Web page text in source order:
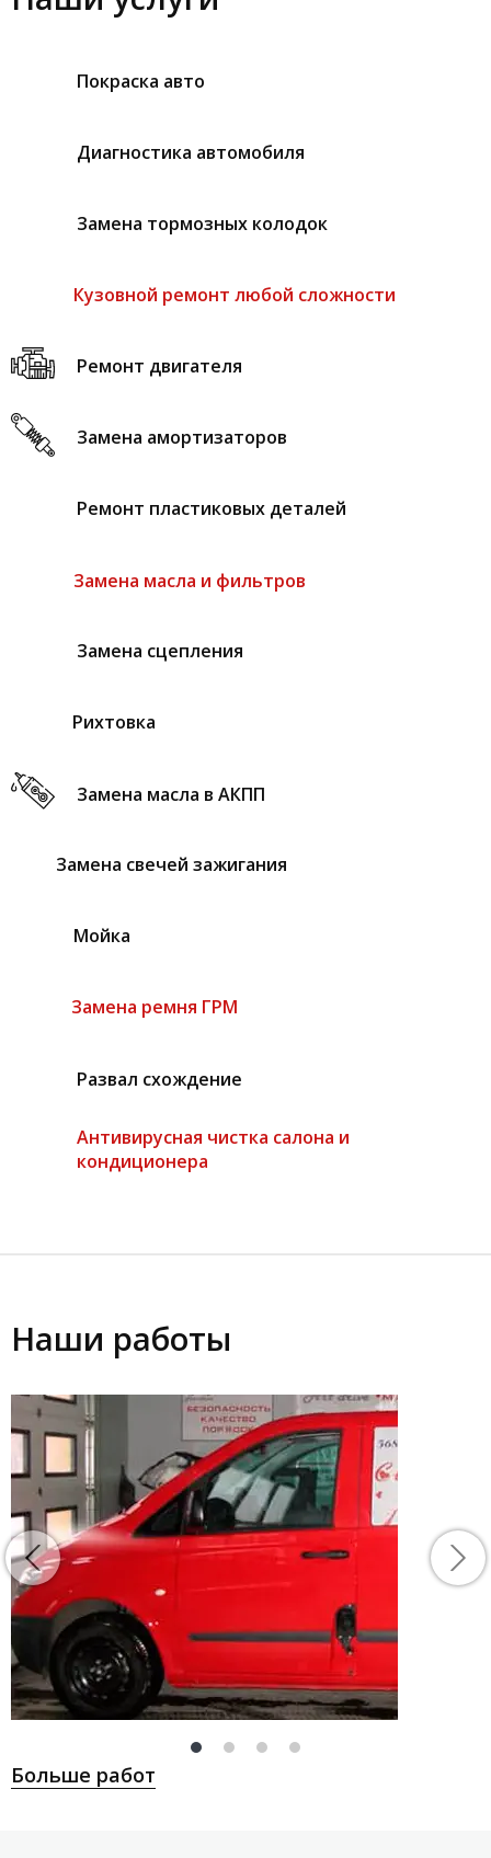
Покраска авто
Диагностика автомобиля
Замена тормозных колодок
Кузовной ремонт любой сложности
Ремонт двигателя
Замена амортизаторов
Ремонт пластиковых деталей
Замена масла и фильтров
Замена сцепления
Рихтовка
Замена масла в АКПП
Замена свечей зажигания
Мойка
Замена ремня ГРМ
Развал схождение
Антивирусная чистка салона и
кондиционера
Наши работы
Больше работ